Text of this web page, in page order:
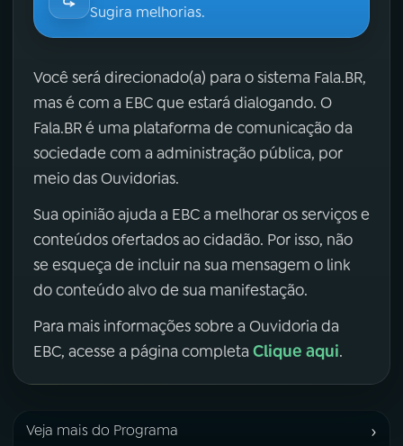
Sugira melhorias.
Você será direcionado(a) para o sistema Fala.BR,
mas é com a EBC que estará dialogando. O
Fala.BR é uma plataforma de comunicação da
sociedade com a administração pública, por
meio das Ouvidorias.
Sua opinião ajuda a EBC a melhorar os serviços e
conteúdos ofertados ao cidadão. Por isso, não
se esqueça de incluir na sua mensagem o link
do conteúdo alvo de sua manifestação.
Para mais informações sobre a Ouvidoria da
EBC, acesse a página completa Clique aqui.
Veja mais do Programa ›